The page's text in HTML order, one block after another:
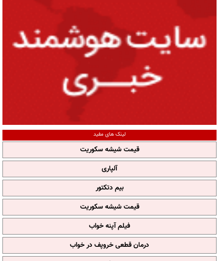
لینک های مفید
قیمت شیشه سکوریت
آلپاری
بیم دتکتور
قیمت شیشه سکوریت
فیلم آپنه خواب
درمان قطعی خروپف در خواب